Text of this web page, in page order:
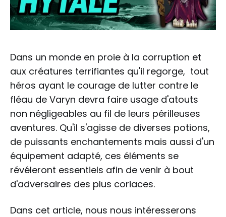
Dans un monde en proie à la corruption et
aux créatures terrifiantes qu'il regorge, tout
héros ayant le courage de lutter contre le
fléau de Varyn devra faire usage d'atouts
non négligeables au fil de leurs périlleuses
aventures. Qu'il s'agisse de diverses potions,
de puissants enchantements mais aussi d'un
équipement adapté, ces éléments se
révéleront essentiels afin de venir à bout
d'adversaires des plus coriaces.
Dans cet article, nous nous intéresserons